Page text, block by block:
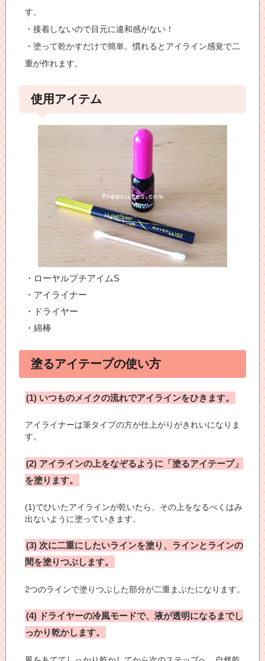
す。
・接着しないので目元に違和感がない！
・塗って乾かすだけで簡単。慣れるとアイライン感覚で二
重が作れます。
使用アイテム
・ローヤルプチアイムS
・アイライナー
・ドライヤー
・綿棒
塗るアイテープの使い方
(1) いつものメイクの流れでアイラインをひきます。
アイライナーは筆タイプの方が仕上がりがきれいになりま
す。
(2) アイラインの上をなぞるように「塗るアイテープ」
を塗ります。
(1)でひいたアイラインが乾いたら、その上をなるべくはみ
出ないように塗っていきます。
(3) 次に二重にしたいラインを塗り、ラインとラインの
間を塗りつぶします。
2つのラインで塗りつぶした部分が二重まぶたになります。
(4) ドライヤーの冷風モードで、液が透明になるまでし
っかり乾かします。